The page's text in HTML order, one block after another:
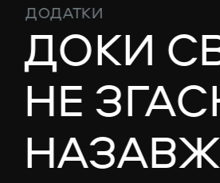
ДОДАТКИ
ДОКИ
НЕ